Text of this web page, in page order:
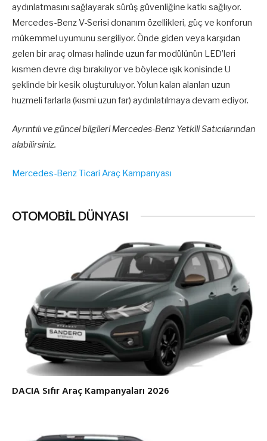
aydınlatmasını sağlayarak sürüş güvenliğine katkı sağlıyor.
Mercedes-Benz V-Serisi donanım özellikleri, güç ve konforun
mükemmel uyumunu sergiliyor. Önde giden veya karşıdan
gelen bir araç olması halinde uzun far modülünün LED’leri
kısmen devre dışı bırakılıyor ve böylece ışık konisinde U
şeklinde bir kesik oluşturuluyor. Yolun kalan alanları uzun
huzmeli farlarla (kısmi uzun far) aydınlatılmaya devam ediyor.
Ayrıntılı ve güncel bilgileri Mercedes-Benz Yetkili Satıcılarından
alabilirsiniz.
Mercedes-Benz Ticari Araç Kampanyası
OTOMOBİL DÜNYASI
DACIA Sıfır Araç Kampanyaları 2026